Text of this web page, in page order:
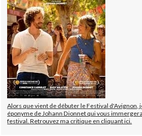
Alors que vient de débuter le Festival d'Avignon,
éponyme de Johann Dionnet qui vous
festival. Retrouvez ma critique en cliquant ici.